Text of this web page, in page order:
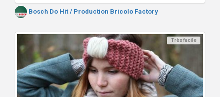
Bosch Do Hit / Production Bricolo Factory
Très facile